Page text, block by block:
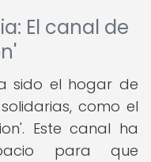
El canal de
sido el hogar de
como el
Este canal ha
para que